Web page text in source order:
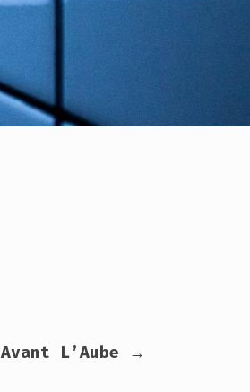
Avant L’Aube →